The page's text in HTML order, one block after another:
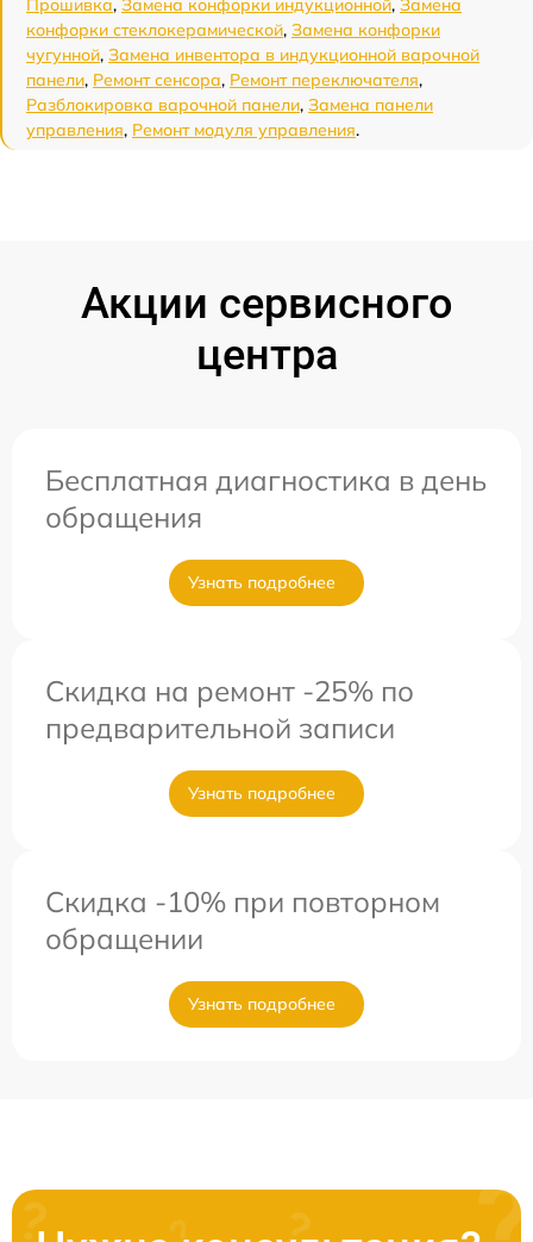
Прошивка, Замена конфорки индукционной, Замена
конфорки стеклокерамической, Замена конфорки
чугунной, Замена инвентора в индукционной варочной
панели, Ремонт сенсора, Ремонт переключателя,
Разблокировка варочной панели, Замена панели
управления, Ремонт модуля управления.
Акции сервисного
центра
Бесплатная диагностика в день
обращения
Узнать подробнее
Скидка на ремонт -25% по
предварительной записи
Узнать подробнее
Скидка -10% при повторном
обращении
Узнать подробнее